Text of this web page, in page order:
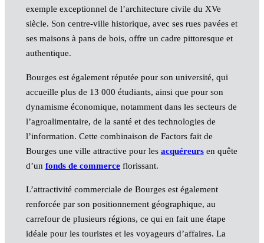
exemple exceptionnel de l’architecture civile du XVe
siècle. Son centre-ville historique, avec ses rues pavées et
ses maisons à pans de bois, offre un cadre pittoresque et
authentique.
Bourges est également réputée pour son université, qui
accueille plus de 13 000 étudiants, ainsi que pour son
dynamisme économique, notamment dans les secteurs de
l’agroalimentaire, de la santé et des technologies de
l’information. Cette combinaison de Factors fait de
Bourges une ville attractive pour les acquéreursen quête
d’un fonds de commerceflorissant.
L’attractivité commerciale de Bourges est également
renforcée par son positionnement géographique, au
carrefour de plusieurs régions, ce qui en fait une étape
idéale pour les touristes et les voyageurs d’affaires. La